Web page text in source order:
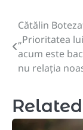
Post
Cătălin
„Prioritatea
acum este
nu relația